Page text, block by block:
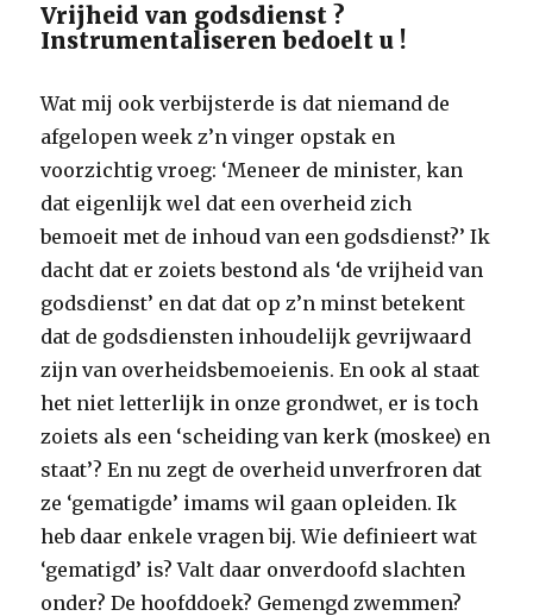
Vrijheid van godsdienst ?
Instrumentaliseren bedoelt u !
Wat mij ook verbijsterde is dat niemand de
afgelopen week z’n vinger opstak en
voorzichtig vroeg: ‘Meneer de minister, kan
dat eigenlijk wel dat een overheid zich
bemoeit met de inhoud van een godsdienst?’ Ik
dacht dat er zoiets bestond als ‘de vrijheid van
godsdienst’ en dat dat op z’n minst betekent
dat de godsdiensten inhoudelijk gevrijwaard
zijn van overheidsbemoeienis. En ook al staat
het niet letterlijk in onze grondwet, er is toch
zoiets als een ‘scheiding van kerk (moskee) en
staat’? En nu zegt de overheid unverfroren dat
ze ‘gematigde’ imams wil gaan opleiden. Ik
heb daar enkele vragen bij. Wie definieert wat
‘gematigd’ is? Valt daar onverdoofd slachten
onder? De hoofddoek? Gemengd zwemmen?